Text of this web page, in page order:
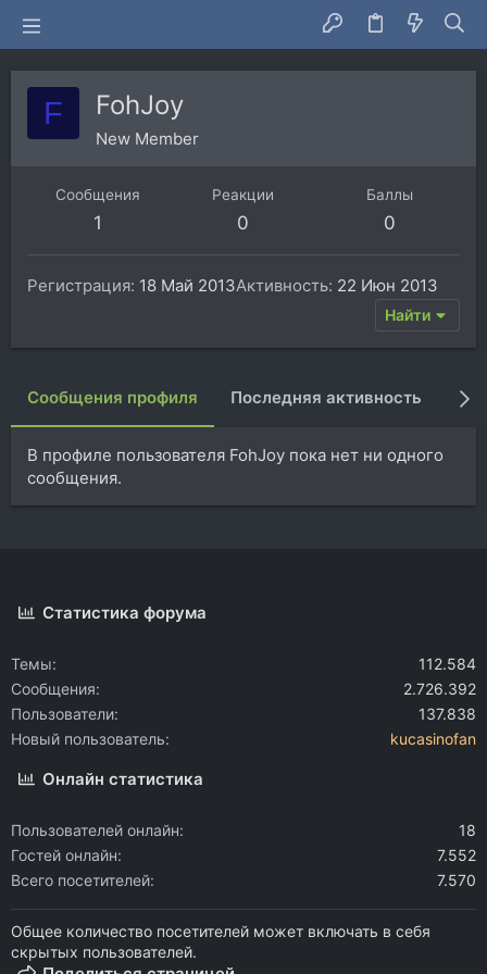
F FohJoy
New Member
Сообщения
1
Реакции
0
Баллы
0
Регистрация 18 Май 2013Активность 22 Июн 2013
Найти
Сообщения профиля Последняя активность
В профиле пользователя FohJoy пока нет ни одного
сообщения.
Статистика форума
Темы
112.584
Сообщения
2.726.392
Пользователи
137.838
Новый пользователь
kucasinofan
Онлайн статистика
Пользователей онлайн
18
Гостей онлайн
7.552
Всего посетителей
7.570
Общее количество посетителей может включать в себя
скрытых пользователей.